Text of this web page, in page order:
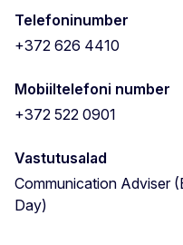
Telefoninumber
+372 626 4410
Mobiiltelefoni number
+372 522 0901
Vastutusalad
Communication Adviser
Day)